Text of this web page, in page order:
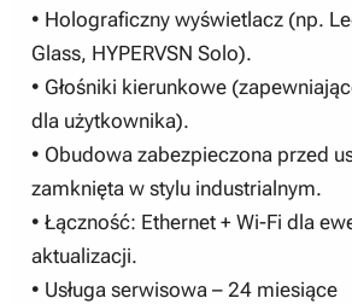
• Holograficzny wyświetlacz (np.
Glass, HYPERVSN Solo).
• Głośniki kierunkowe
dla użytkownika).
• Obudowa zabezpieczona przed
zamknięta w stylu industrialnym.
• Łączność: Ethernet + Wi-Fi dla
aktualizacji.
• Usługa serwisowa – 24 miesiące